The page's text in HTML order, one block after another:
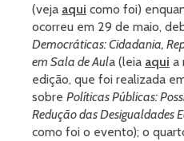
(veja aqui como foi)
ocorreu em 29 de maio,
Democráticas: Cidadania,
em Sala de Aula (leia aqui a
edição, que foi realizada
sobre Políticas Públicas:
Redução das Desigualdades
como foi o evento); o